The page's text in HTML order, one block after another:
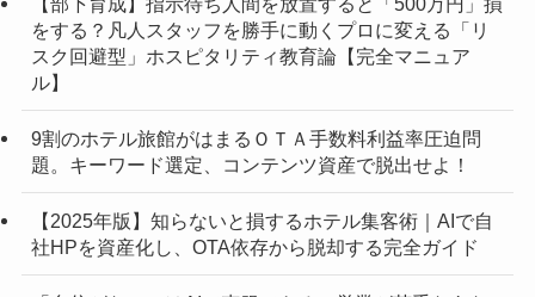
をする？凡人スタッフを勝手に動くプロに変える「リ
スク回避型」ホスピタリティ教育論【完全マニュア
ル】
9割のホテル旅館がはまるＯＴＡ手数料利益率圧迫問
題。キーワード選定、コンテンツ資産で脱出せよ！
【2025年版】知らないと損するホテル集客術｜AIで自
社HPを資産化し、OTA依存から脱却する完全ガイド